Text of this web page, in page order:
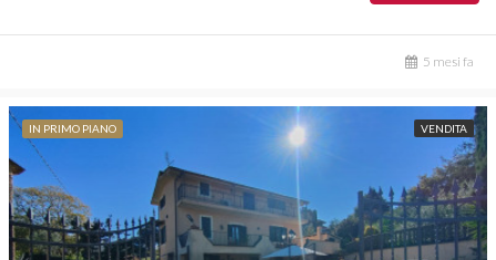
5 mesi fa
IN PRIMO PIANO VENDITA